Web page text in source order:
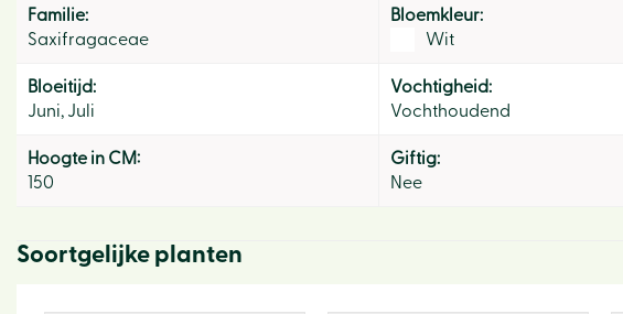
Familie:
Saxifragaceae
Bloemkleur:
Wit
Bloeitijd:
Juni, Juli
Vochtigheid:
Vochthoudend
Hoogte in CM:
150
Giftig:
Nee
Soortgelijke planten